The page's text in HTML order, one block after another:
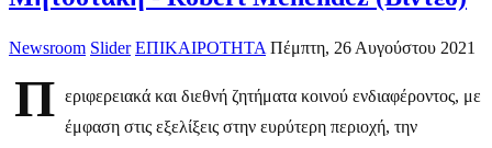
Newsroom Slider ΕΠΙΚΑΙΡΟΤΗΤΑ Πέμπτη, 26 Αυγούστου 2021
Π εριφερειακά και διεθνή ζητήματα κοινού ενδιαφέροντος, με
έμφαση στις εξελίξεις στην ευρύτερη περιοχή, την